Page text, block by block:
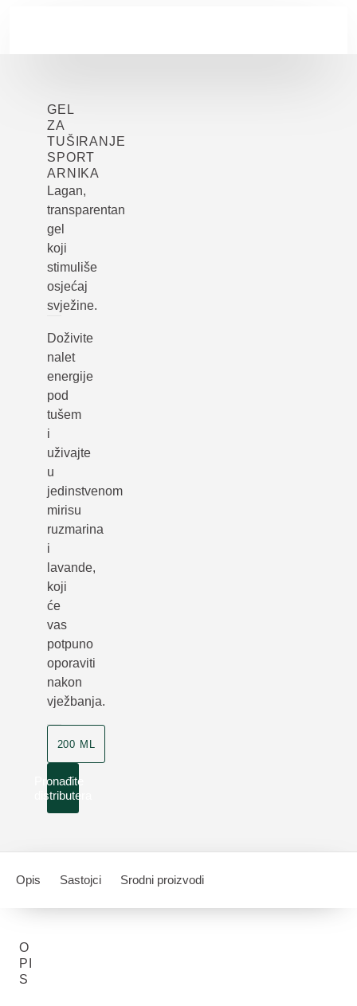
GEL
ZA
TUŠIRANJE
SPORT
ARNIKA
Lagan,
transparentan
gel
koji
stimuliše
osjećaj
svježine.
Doživite
nalet
energije
pod
tušem
i
uživajte
u
jedinstvenom
mirisu
ruzmarina
i
lavande,
koji
će
vas
potpuno
oporaviti
nakon
vježbanja.
200 ML
Pronađite
distributera
Opis Sastojci Srodni proizvodi
O
PI
S